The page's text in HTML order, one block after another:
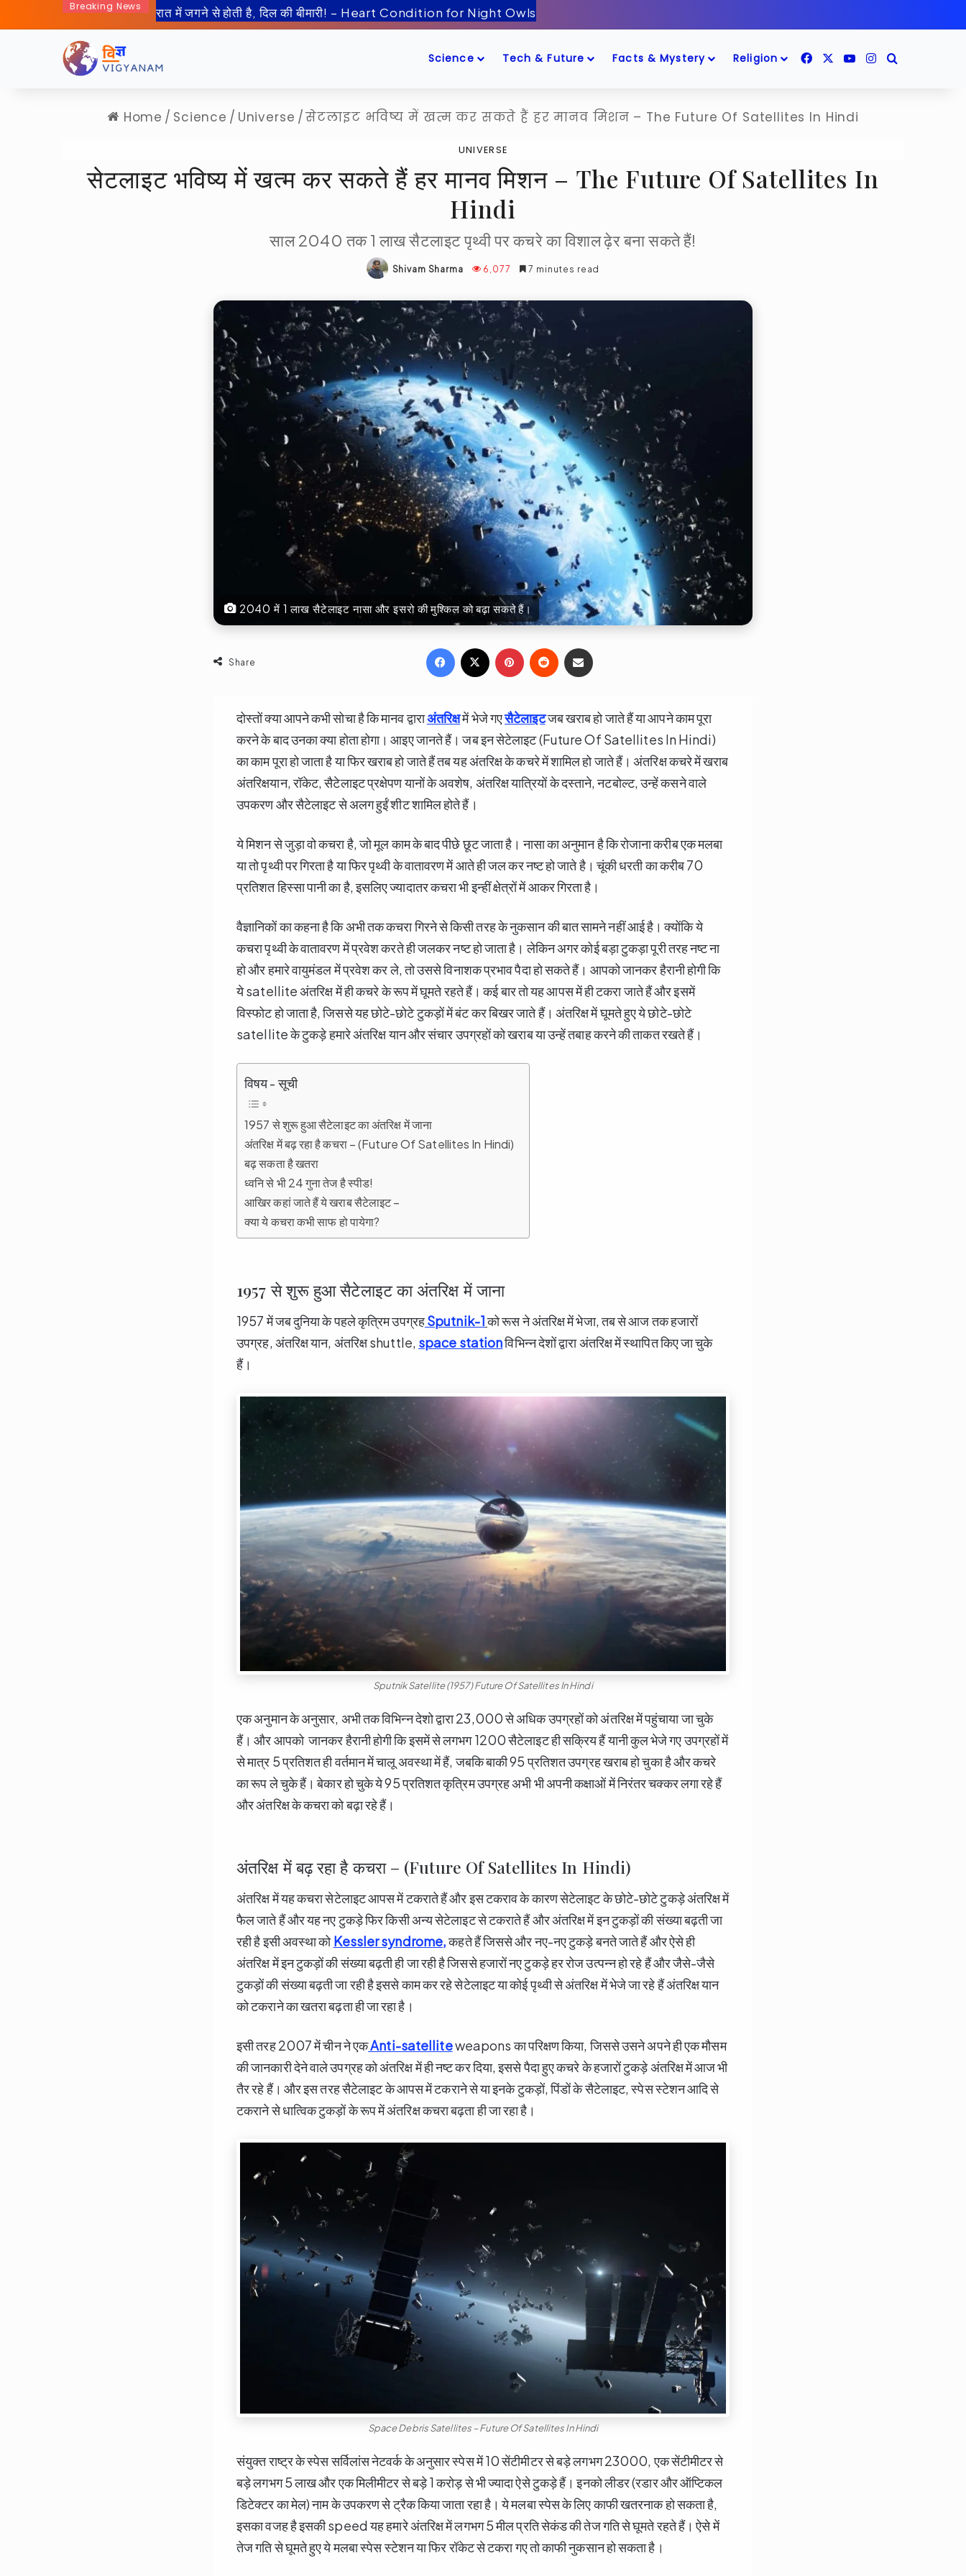
Breaking News
50 साल बाद इंसान जा रहा हैं चाँद के पास! – Artemis-2 Mission Launch
Science Tech & Future Facts & Mystery Religion FacebookYouTubeInstagram
Home / Science / Universe /सेटलाइट भविष्य में खत्म कर सकते हैं हर मानव मिशन – The Future Of Satellites In Hindi
UNIVERSE
सेटलाइट भविष्य में खत्म कर सकते हैं हर मानव मिशन – The Future Of Satellites In
Hindi
साल 2040 तक 1 लाख सैटलाइट पृथ्वी पर कचरे का विशाल ढ़ेर बना सकते हैं!
Shivam Sharma 6,077 7 minutes read
2040 में 1 लाख सैटेलाइट नासा और इसरो की मुश्किल को बढ़ा सकते हैं।
Share
Facebook Pinterest
Reddit
दोस्तों क्या आपने कभी सोचा है कि मानव द्वाराअंतरिक्षमें भेजे गएसैटेलाइटजब खराब हो जाते हैं या आपने काम पूरा
करने के बाद उनका क्या होता होगा। आइए जानते हैं। जब इन सेटेलाइट (Future Of Satellites In Hindi)
का काम पूरा हो जाता है या फिर खराब हो जाते हैं तब यह अंतरिक्ष के कचरे में शामिल हो जाते हैं। अंतरिक्ष कचरे में खराब
अंतरिक्षयान, रॉकेट, सैटेलाइट प्रक्षेपण यानों के अवशेष, अंतरिक्ष यात्रियों के दस्ताने, नटबोल्ट, उन्हें कसने वाले
उपकरण और सैटेलाइट से अलग हुईं शीट शामिल होते हैं।
ये मिशन से जुड़ा वो कचरा है, जो मूल काम के बाद पीछे छूट जाता है। नासा का अनुमान है कि रोजाना करीब एक मलबा
या तो पृथ्वी पर गिरता है या फिर पृथ्वी के वातावरण में आते ही जल कर नष्ट हो जाते है। चूंकी धरती का करीब 70
प्रतिशत हिस्सा पानी का है, इसलिए ज्यादातर कचरा भी इन्हीं क्षेत्रों में आकर गिरता है।
वैज्ञानिकों का कहना है कि अभी तक कचरा गिरने से किसी तरह के नुकसान की बात सामने नहीं आई है। क्योंकि ये
कचरा पृथ्वी के वातावरण में प्रवेश करते ही जलकर नष्ट हो जाता है। लेकिन अगर कोई बड़ा टुकड़ा पूरी तरह नष्ट ना
हो और हमारे वायुमंडल में प्रवेश कर ले, तो उससे विनाशक प्रभाव पैदा हो सकते हैं। आपको जानकर हैरानी होगी कि
ये satellite अंतरिक्ष में ही कचरे के रूप में घूमते रहते हैं। कई बार तो यह आपस में ही टकरा जाते हैं और इसमें
विस्फोट हो जाता है, जिससे यह छोटे-छोटे टुकड़ों में बंट कर बिखर जाते हैं। अंतरिक्ष में घूमते हुए ये छोटे-छोटे
satellite के टुकड़े हमारे अंतरिक्ष यान और संचार उपग्रहों को खराब या उन्हें तबाह करने की ताकत रखते हैं।
विषय - सूची
1957 से शुरू हुआ सैटेलाइट का अंतरिक्ष में जाना
अंतरिक्ष में बढ़ रहा है कचरा – (Future Of Satellites In Hindi)
बढ़ सकता है खतरा
ध्वनि से भी 24 गुना तेज है स्पीड!
आखिर कहां जाते हैं ये खराब सैटेलाइट –
क्या ये कचरा कभी साफ हो पायेगा?
1957 से शुरू हुआ सैटेलाइट का अंतरिक्ष में जाना
1957 में जब दुनिया के पहले कृत्रिम उपग्रहSputnik-1को रूस ने अंतरिक्ष में भेजा, तब से आज तक हजारों
उपग्रह, अंतरिक्ष यान, अंतरिक्ष shuttle, space stationविभिन्न देशों द्वारा अंतरिक्ष में स्थापित किए जा चुके
हैं।
Sputnik Satellite (1957) Future Of Satellites In Hindi
एक अनुमान के अनुसार, अभी तक विभिन्न देशो द्वारा 23,000 से अधिक उपग्रहों को अंतरिक्ष में पहुंचाया जा चुके
हैं। और आपको जानकर हैरानी होगी कि इसमें से लगभग 1200 सैटेलाइट ही सक्रिय हैं यानी कुल भेजे गए उपग्रहों में
से मात्र 5 प्रतिशत ही वर्तमान में चालू अवस्था में हैं, जबकि बाकी 95 प्रतिशत उपग्रह खराब हो चुका है और कचरे
का रूप ले चुके हैं। बेकार हो चुके ये 95 प्रतिशत कृत्रिम उपग्रह अभी भी अपनी कक्षाओं में निरंतर चक्कर लगा रहे हैं
और अंतरिक्ष के कचरा को बढ़ा रहे हैं।
अंतरिक्ष में बढ़ रहा है कचरा – (Future Of Satellites In Hindi)
अंतरिक्ष में यह कचरा सेटेलाइट आपस में टकराते हैं और इस टकराव के कारण सेटेलाइट के छोटे-छोटे टुकड़े अंतरिक्ष में
फैल जाते हैं और यह नए टुकड़े फिर किसी अन्य सेटेलाइट से टकराते हैं और अंतरिक्ष में इन टुकड़ों की संख्या बढ़ती जा
रही है इसी अवस्था कोKessler syndrome,कहते हैं जिससे और नए-नए टुकड़े बनते जाते हैं और ऐसे ही
अंतरिक्ष में इन टुकड़ों की संख्या बढ़ती ही जा रही है जिससे हजारों नए टुकड़े हर रोज उत्पन्न हो रहे हैं और जैसे-जैसे
टुकड़ों की संख्या बढ़ती जा रही है इससे काम कर रहे सेटेलाइट या कोई पृथ्वी से अंतरिक्ष में भेजे जा रहे हैं अंतरिक्ष यान
को टकराने का खतरा बढ़ता ही जा रहा है।
इसी तरह 2007 में चीन ने एकAnti-satelliteweapons का परिक्षण किया, जिससे उसने अपने ही एक मौसम
की जानकारी देने वाले उपग्रह को अंतरिक्ष में ही नष्ट कर दिया, इससे पैदा हुए कचरे के हजारों टुकड़े अंतरिक्ष में आज भी
तैर रहे हैं। और इस तरह सैटेलाइट के आपस में टकराने से या इनके टुकड़ों, पिंडों के सैटेलाइट, स्पेस स्टेशन आदि से
टकराने से धात्विक टुकड़ों के रूप में अंतरिक्ष कचरा बढ़ता ही जा रहा है।
Space Debris Satellites – Future Of Satellites In Hindi
संयुक्त राष्ट्र के स्पेस सर्विलांस नेटवर्क के अनुसार स्पेस में 10 सेंटीमीटर से बड़े लगभग 23000, एक सेंटीमीटर से
बड़े लगभग 5 लाख और एक मिलीमीटर से बड़े 1 करोड़ से भी ज्यादा ऐसे टुकड़े हैं। इनको लीडर (रडार और ऑप्टिकल
डिटेक्टर का मेल) नाम के उपकरण से ट्रैक किया जाता रहा है। ये मलबा स्पेस के लिए काफी खतरनाक हो सकता है,
इसका वजह है इसकी speed यह हमारे अंतरिक्ष में लगभग 5 मील प्रति सेकंड की तेज गति से घूमते रहते हैं। ऐसे में
तेज गति से घूमते हुए ये मलबा स्पेस स्टेशन या फिर रॉकेट से टकरा गए तो काफी नुकसान हो सकता है।